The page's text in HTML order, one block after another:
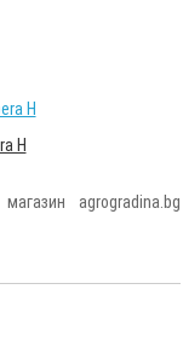
H
agrogradina.bg